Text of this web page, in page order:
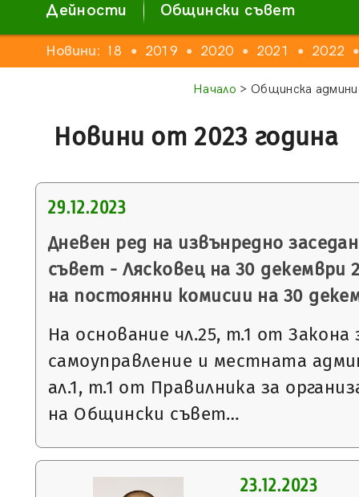
Дейности Общински съвет
Новини:
2017 ● 2018 ● 2019 ● 2020 ● 2021 ● 2022 ●
Начало > Общинска
Новини от 2023 година
29.12.2023
Дневен ред на извънредно
съвет - Лясковец на 30 декември
на постоянни комисии на 30
На основание чл.25, т.1 от
самоуправление и местната
ал.1, т.1 от Правилника за
на Общински съвет…
23.12.2023